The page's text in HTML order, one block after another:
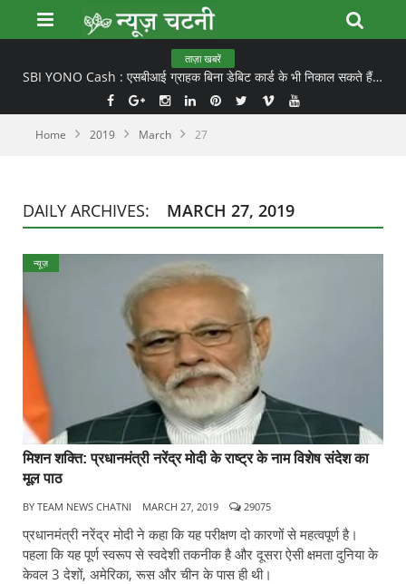
ताज़ा खबरें
SBI YONO Cash : एसबीआई ग्राहक बिना डेबिट कार्ड के भी निकाल सकते हैं ATM से कैश
Home 2019 March 27
DAILY ARCHIVES: MARCH 27, 2019
न्यूज़
मिशन शक्ति: प्रधानमंत्री नरेंद्र मोदी के राष्ट्र के नाम विशेष संदेश का
मूल पाठ
BY TEAM NEWS CHATNI MARCH 27, 2019 29075
प्रधानमंत्री नरेंद्र मोदी ने कहा कि यह परीक्षण दो कारणों से महत्वपूर्ण है।
पहला कि यह पूर्ण स्वरूप से स्वदेशी तकनीक है और दूसरा ऐसी क्षमता दुनिया के
केवल 3 देशों, अमेरिका, रूस और चीन के पास ही थी।